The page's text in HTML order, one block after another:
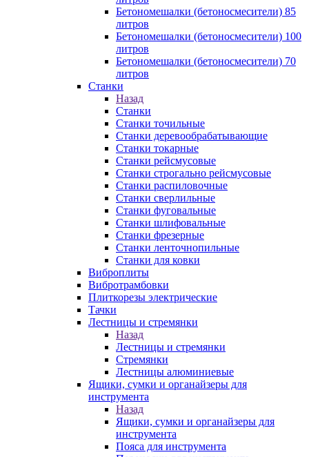
Бетономешалки (бетоносмесители) 85
литров
Бетономешалки (бетоносмесители) 100
литров
Бетономешалки (бетоносмесители) 70
литров
Станки
Назад
Станки
Станки точильные
Станки деревообрабатывающие
Станки токарные
Станки рейсмусовые
Станки строгально рейсмусовые
Станки распиловочные
Станки сверлильные
Станки фуговальные
Станки шлифовальные
Станки фрезерные
Станки ленточнопильные
Станки для ковки
Виброплиты
Вибротрамбовки
Плиткорезы электрические
Тачки
Лестницы и стремянки
Назад
Лестницы и стремянки
Стремянки
Лестницы алюминиевые
Ящики, сумки и органайзеры для
инструмента
Назад
Ящики, сумки и органайзеры для
инструмента
Пояса для инструмента